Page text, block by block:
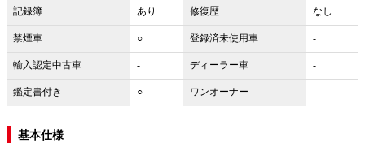
記録簿 あり 修復歴 なし
禁煙車 ○ 登録済未使用車 -
輸入認定中古車 - ディーラー車 -
鑑定書付き ○ ワンオーナー -
基本仕様